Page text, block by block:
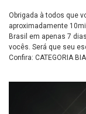
Obrigada à todos que
aproximadamente
Brasil em apenas 7
vocês. Será que seu
Confira: CATEGORIA